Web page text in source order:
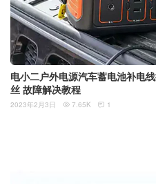
电小二户外电源汽车蓄电池补电
丝 故障解决教程
2023年2月3日  7.65K  1